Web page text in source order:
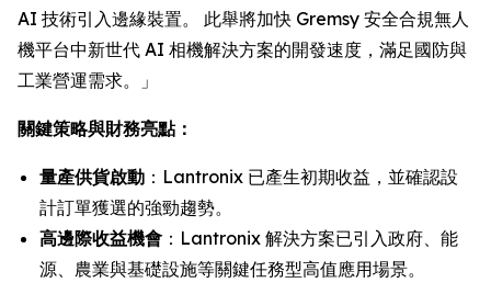
AI 技術引入邊緣裝置。 此舉將加快 Gremsy 安全合規無人
機平台中新世代 AI 相機解決方案的開發速度，滿足國防與
工業營運需求。」
關鍵策略與財務亮點：
量產供貨啟動 ：Lantronix 已產生初期收益，並確認設
計訂單獲選的強勁趨勢。
高邊際收益機會 ：Lantronix 解決方案已引入政府、能
源、農業與基礎設施等關鍵任務型高值應用場景。